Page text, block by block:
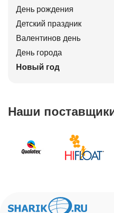
День рождения
Детский праздник
Валентинов день
День города
Новый год
Наши